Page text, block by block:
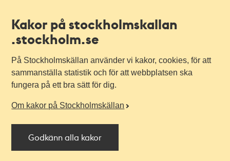
Kakor på stockholmskallan
.stockholm.se
På Stockholmskällan använder vi kakor, cookies, för att
sammanställa statistik och för att webbplatsen ska
fungera på ett bra sätt för dig.
Om kakor på Stockholmskällan
Godkänn alla kakor